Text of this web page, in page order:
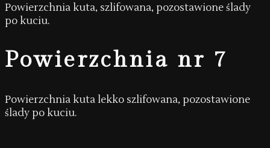
Powierzchnia kuta, szlifowana, pozostawione ślady
po kuciu.
Powierzchnia nr 7
Powierzchnia kuta lekko szlifowana, pozostawione
ślady po kuciu.